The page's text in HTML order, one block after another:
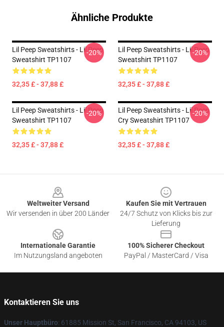
Ähnliche Produkte
Lil Peep Sweatshirts - Lil Peep
Sweatshirt TP1107
32,35 £ - 37,88 £
-20%
Lil Peep Sweatshirts - Lil Peep
Sweatshirt TP1107
32,35 £ - 37,88 £
-20%
Lil Peep Sweatshirts - Lil Peep
Sweatshirt TP1107
32,35 £ - 37,88 £
-20%
Lil Peep Sweatshirts - Lil Peep
Cry Sweatshirt TP1107
32,35 £ - 37,88 £
-20%
Weltweiter Versand
Wir versenden in über 200 Länder
Kaufen Sie mit Vertrauen
24/7 Schutz von Klicks bis zur
Lieferung
Internationale Garantie
Im Nutzungsland angeboten
100% Sicherer Checkout
PayPal / MasterCard / Visa
Kontaktieren Sie uns
Unser Hauptbüro: 61885 Mission St, San Francisco, CA 94103, US